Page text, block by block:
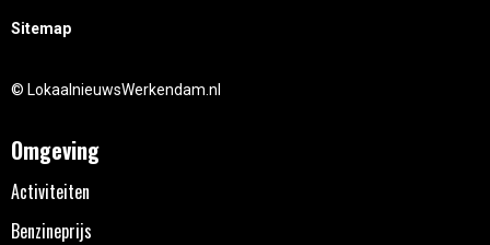
Sitemap
© LokaalnieuwsWerkendam.nl
Omgeving
Activiteiten
Benzineprijs